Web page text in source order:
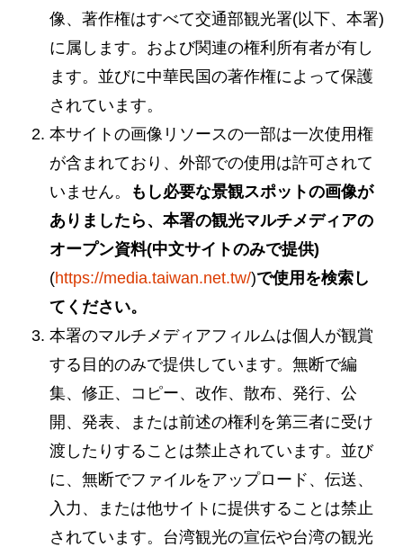
像、著作権はすべて交通部観光署(以下、本署)
に属します。および関連の権利所有者が有し
ます。並びに中華民国の著作権によって保護
されています。
本サイトの画像リソースの一部は一次使用権
が含まれており、外部での使用は許可されて
いません。
もし必要な景観スポットの画像が
ありましたら、本署の観光マルチメディアの
オープン資料(中文サイトのみで提供)
(https://media.taiwan.net.tw/)で使用を検索し
てください。
本署のマルチメディアフィルムは個人が観賞
する目的のみで提供しています。無断で編
集、修正、コピー、改作、散布、発行、公
開、発表、または前述の権利を第三者に受け
渡したりすることは禁止されています。並び
に、無断でファイルをアップロード、伝送、
入力、または他サイトに提供することは禁止
されています。台湾観光の宣伝や台湾の観光